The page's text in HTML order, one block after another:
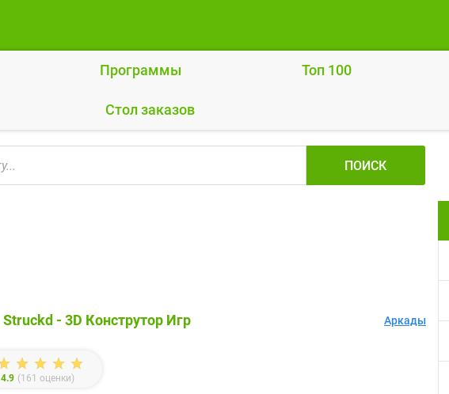
Программы Топ 100
Cтол заказов
ПОИСК
Struckd - 3D Конструтор Игр
4.9 (161 оценки)
Аркады